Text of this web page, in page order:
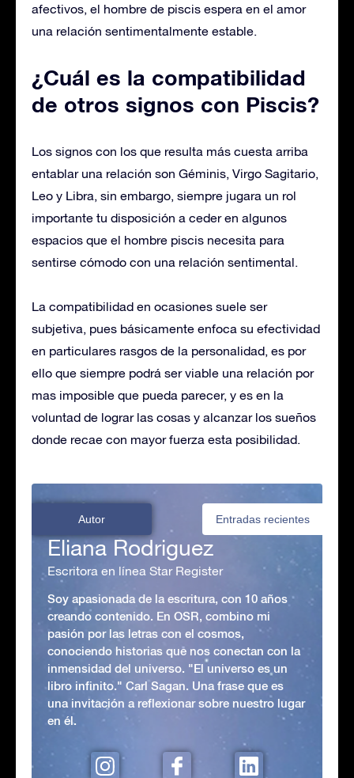
afectivos, el hombre de piscis espera en el amor
una relación sentimentalmente estable.
¿Cuál es la compatibilidad
de otros signos con Piscis?
Los signos con los que resulta más cuesta arriba
entablar una relación son Géminis, Virgo Sagitario,
Leo y Libra, sin embargo, siempre jugara un rol
importante tu disposición a ceder en algunos
espacios que el hombre piscis necesita para
sentirse cómodo con una relación sentimental.
La compatibilidad en ocasiones suele ser
subjetiva, pues básicamente enfoca su efectividad
en particulares rasgos de la personalidad, es por
ello que siempre podrá ser viable una relación por
mas imposible que pueda parecer, y es en la
voluntad de lograr las cosas y alcanzar los sueños
donde recae con mayor fuerza esta posibilidad.
Autor Entradas recientes
Eliana Rodriguez
Escritora en línea Star Register
Soy apasionada de la escritura, con 10 años
creando contenido. En OSR, combino mi
pasión por las letras con el cosmos,
conociendo historias que nos conectan con la
inmensidad del universo. "El universo es un
libro infinito." Carl Sagan. Una frase que es
una invitación a reflexionar sobre nuestro lugar
en él.